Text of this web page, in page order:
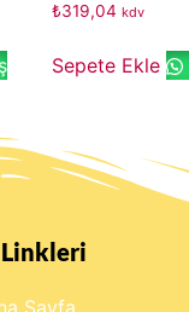
₺319,04 kdv
Sepete Ekle